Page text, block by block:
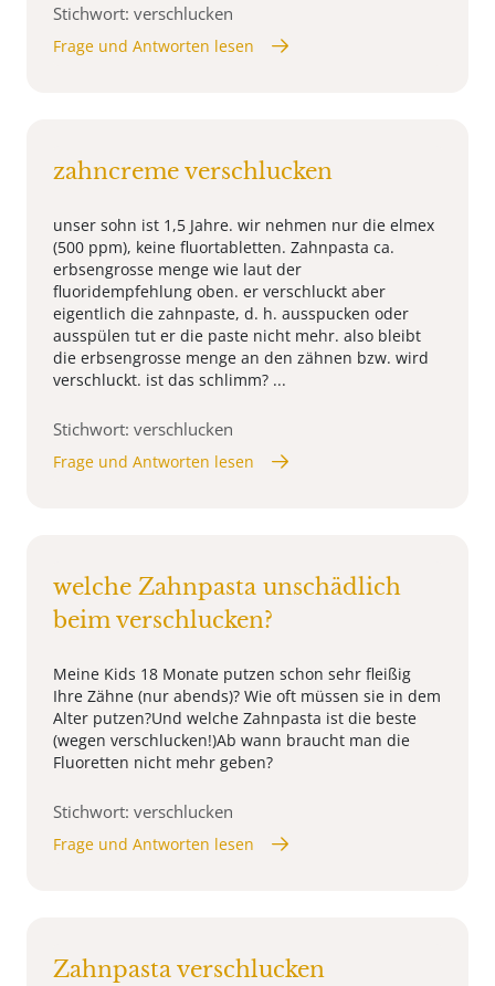
Stichwort: verschlucken
Frage und Antworten lesen
zahncreme verschlucken
unser sohn ist 1,5 Jahre. wir nehmen nur die elmex
(500 ppm), keine fluortabletten. Zahnpasta ca.
erbsengrosse menge wie laut der
fluoridempfehlung oben. er verschluckt aber
eigentlich die zahnpaste, d. h. ausspucken oder
ausspülen tut er die paste nicht mehr. also bleibt
die erbsengrosse menge an den zähnen bzw. wird
verschluckt. ist das schlimm? ...
Stichwort: verschlucken
Frage und Antworten lesen
welche Zahnpasta unschädlich
beim verschlucken?
Meine Kids 18 Monate putzen schon sehr fleißig
Ihre Zähne (nur abends)? Wie oft müssen sie in dem
Alter putzen?Und welche Zahnpasta ist die beste
(wegen verschlucken!)Ab wann braucht man die
Fluoretten nicht mehr geben?
Stichwort: verschlucken
Frage und Antworten lesen
Zahnpasta verschlucken